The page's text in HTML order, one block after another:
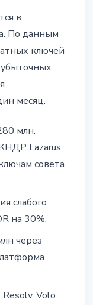
в
По данным
ключей
месяц.
млн.
Lazarus
совета
слабого
на 30%.
через
Volo